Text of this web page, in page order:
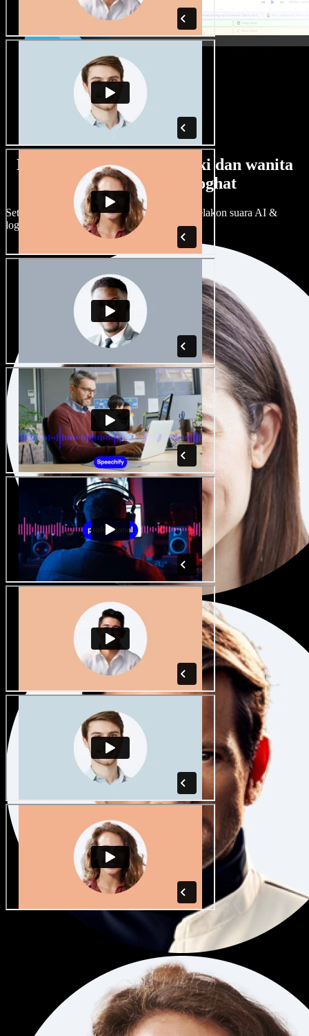
Banyak pilihan suara lelaki dan wanita
dengan pelbagai loghat
Setiap projek boleh jadi unik. Pilih ratusan pelakon suara AI &
loghat, laraskan ikut cita rasa anda.